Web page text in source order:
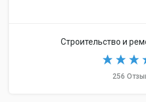
Строительство и
256